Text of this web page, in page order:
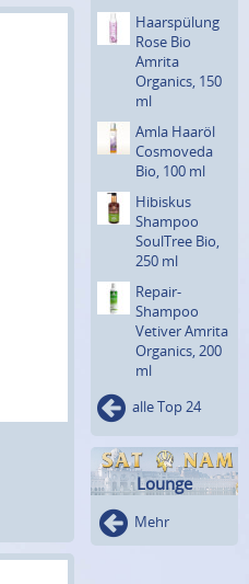
Haarspü­lung
Rose Bio
Amrita
Organics, 150
ml
Amla Haaröl
Cosmoveda
Bio, 100 ml
Hibiskus
Shampoo
SoulTree Bio,
250 ml
Repair-
Shampoo
Vetiver Amrita
Organics, 200
ml
alle Top 24
Lounge
Mehr